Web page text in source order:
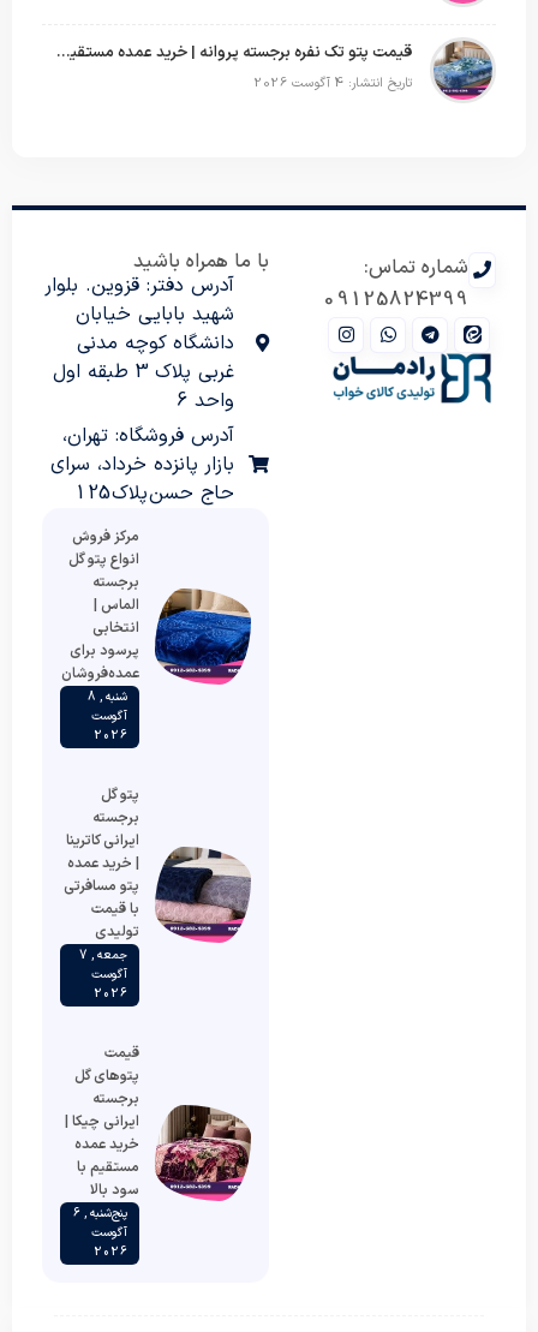
قیمت پتو تک نفره برجسته پروانه | خرید عمده مستقیم با بهترین قیمت بازار
تاریخ انتشار: 4 آگوست 2026
شماره تماس:
09125824399
با ما همراه باشید
آدرس دفتر: قزوین. بلوار
شهید بابایی خیابان
دانشگاه کوچه مدنی
غربی پلاک 3 طبقه اول
واحد 6
آدرس فروشگاه: تهران،
بازار پانزده خرداد، سرای
حاج حسن پلاک 125
مرکز فروش
انواع پتو گل
برجسته
الماس |
انتخابی
پرسود برای
عمده‌فروشان
شنبه , 8
آگوست
2026
پتو گل
برجسته
ایرانی کاترینا
| خرید عمده
پتو مسافرتی
با قیمت
تولیدی
جمعه , 7
آگوست
2026
قیمت
پتوهای گل
برجسته
ایرانی چیکا |
خرید عمده
مستقیم با
سود بالا
پنج‌شنبه , 6
آگوست
2026